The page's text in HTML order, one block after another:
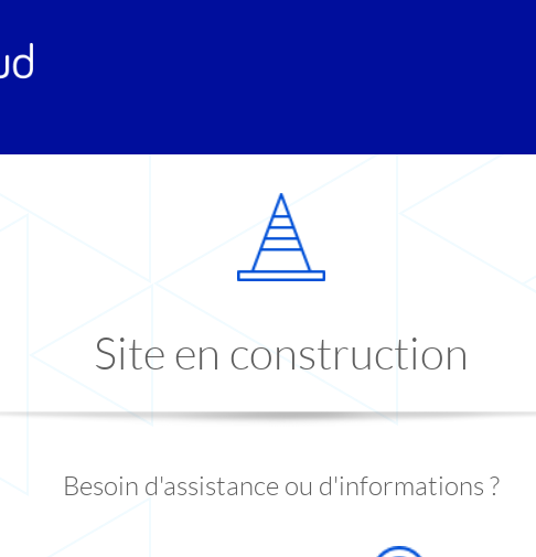
Site en construction
Besoin d'assistance ou d'informations ?